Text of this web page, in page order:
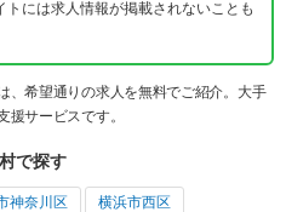
には求人情報が掲載されないことも
、希望通りの求人を無料でご紹介。大手
サービスです。
で探す
神奈川区 横浜市西区